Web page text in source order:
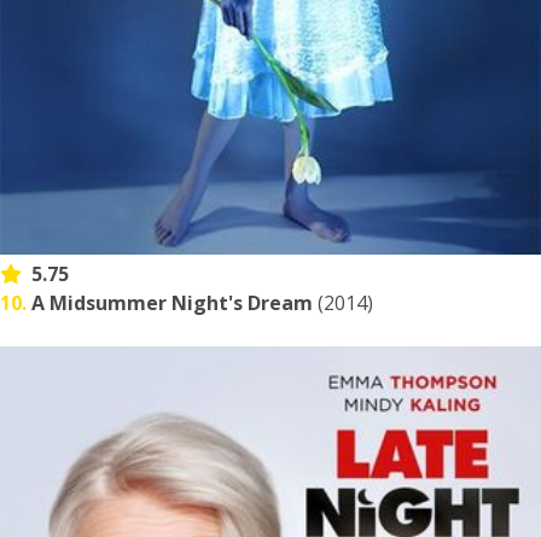
5.75
10.A Midsummer Night's Dream (2014)